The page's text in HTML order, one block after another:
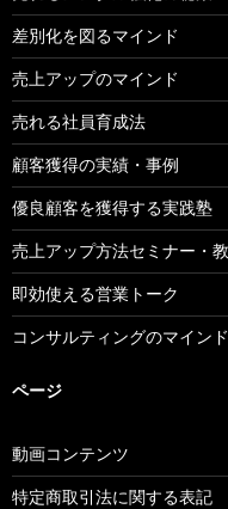
差別化を図るマインド
売上アップのマインド
売れる社員育成法
顧客獲得の実績・事例
優良顧客を獲得する実践塾
売上アップ方法セミナー・
即効使える営業トーク
コンサルティングのマインド
ページ
動画コンテンツ
特定商取引法に関する表記